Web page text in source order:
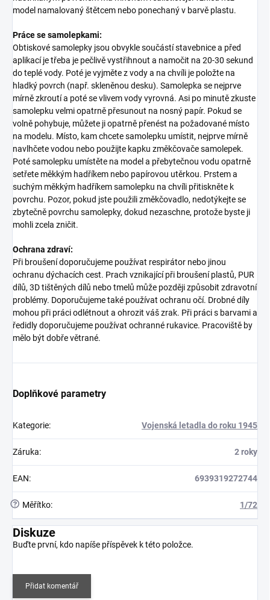
model namalovaný štětcem nebo ponechaný v barvě plastu.
Práce se samolepkami:
Obtiskové samolepky jsou obvykle součástí stavebnice a před
aplikací je třeba je pečlivě vystřihnout a namočit na 20-30 sekund
do teplé vody. Poté je vyjměte z vody a na chvíli je položte na
hladký povrch (např. skleněnou desku). Samolepka se nejprve
mírně zkroutí a poté se vlivem vody vyrovná. Asi po minutě zkuste
samolepku velmi opatrně přesunout na nosný papír. Pokud se
volně pohybuje, můžete ji opatrně přenést na požadované místo
na modelu. Místo, kam chcete samolepku umístit, nejprve mírně
navlhčete vodou nebo použijte kapku změkčovače samolepek.
Poté samolepku umístěte na model a přebytečnou vodu opatrně
setřete měkkým hadříkem nebo papírovou utěrkou. Prstem a
suchým měkkým hadříkem samolepku na chvíli přitiskněte k
povrchu. Pozor, pokud jste použili změkčovadlo, nedotýkejte se
zbytečně povrchu samolepky, dokud nezaschne, protože byste ji
mohli zcela zničit.
Ochrana zdraví:
Při broušení doporučujeme používat respirátor nebo jinou
ochranu dýchacích cest. Prach vznikající při broušení plastů, PUR
dílů, 3D tištěných dílů nebo tmelů může později způsobit zdravotní
problémy. Doporučujeme také používat ochranu očí. Drobné díly
mohou při práci odlétnout a ohrozit váš zrak. Při práci s barvami a
ředidly doporučujeme používat ochranné rukavice. Pracoviště by
mělo být dobře větrané.
Doplňkové parametry
Kategorie: Vojenská letadla do roku 1945
Záruka: 2 roky
EAN: 6939319272744
? Měřítko: 1/72
Diskuze
Buďte první, kdo napíše příspěvek k této položce.
Přidat komentář